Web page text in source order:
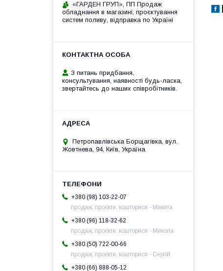
«ГАРДЕН ГРУП», ПП Продаж
обладнання в магазині, проєктування
систем поливу, відправка по Україні
З питань придбання,
консультування, наявності будь-ласка,
звертайтесь до наших співробітників.
Петропавлівська Борщагівка, вул.
Жовтнева, 94, Київ, Україна
+380 (98) 103-22-07
продаж, проєкти, кошториси - Микита
+380 (96) 118-32-62
продаж, проєкти, кошториси - Микола
+380 (50) 722-00-66
продаж, проєкти, кошториси - Сергій
+380 (66) 888-05-12